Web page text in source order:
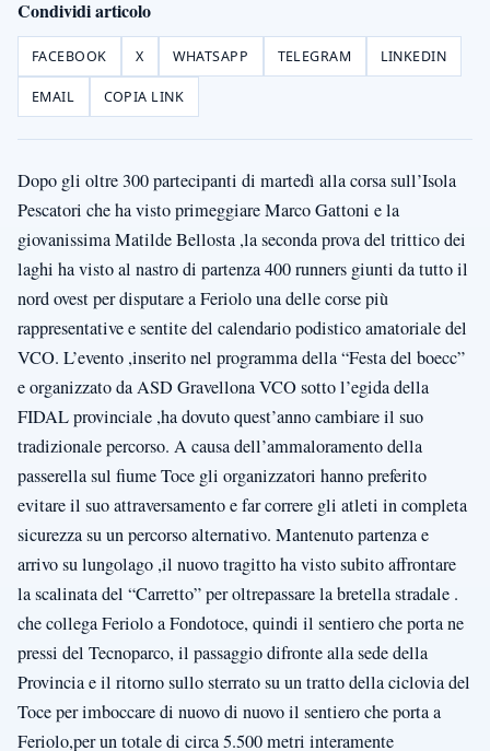
Condividi articolo
FACEBOOK X WHATSAPP TELEGRAM LINKEDIN
EMAIL COPIA LINK
Dopo gli oltre 300 partecipanti di martedì alla corsa sull’Isola
Pescatori che ha visto primeggiare Marco Gattoni e la
giovanissima Matilde Bellosta ,la seconda prova del trittico dei
laghi ha visto al nastro di partenza 400 runners giunti da tutto il
nord ovest per disputare a Feriolo una delle corse più
rappresentative e sentite del calendario podistico amatoriale del
VCO. L’evento ,inserito nel programma della “Festa del boecc”
e organizzato da ASD Gravellona VCO sotto l’egida della
FIDAL provinciale ,ha dovuto quest’anno cambiare il suo
tradizionale percorso. A causa dell’ammaloramento della
passerella sul fiume Toce gli organizzatori hanno preferito
evitare il suo attraversamento e far correre gli atleti in completa
sicurezza su un percorso alternativo. Mantenuto partenza e
arrivo su lungolago ,il nuovo tragitto ha visto subito affrontare
la scalinata del “Carretto” per oltrepassare la bretella stradale .
che collega Feriolo a Fondotoce, quindi il sentiero che porta ne
pressi del Tecnoparco, il passaggio difronte alla sede della
Provincia e il ritorno sullo sterrato su un tratto della ciclovia del
Toce per imboccare di nuovo di nuovo il sentiero che porta a
Feriolo,per un totale di circa 5.500 metri interamente